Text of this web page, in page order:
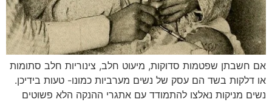
אם חשבתן שפטמות סדוקות, מיעוט חלב, צינוריות חלב סתומות
או דלקות בשד הם עסק של נשים מערביות כמונו- טעות בידיכן.
נשים מניקות נאלצו להתמודד עם אתגרי ההנקה הלא פשוטים